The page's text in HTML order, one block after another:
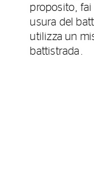
proposito,
usura del
utilizza un
battistrada.